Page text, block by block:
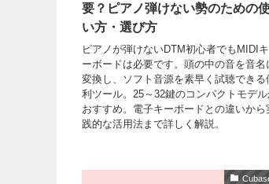
要？ピアノ弾けない勢のための
い方・選び方
ピアノが弾けないDTM初心者でもMIDIキ
ーボードは必要です。頭の中の音を音名
変換し、ソフト音源を素早く試聴できる
利ツール。25～32鍵のコンパクトモデ
おすすめ。電子キーボードとの違いから
践的な活用法まで詳しく解説。